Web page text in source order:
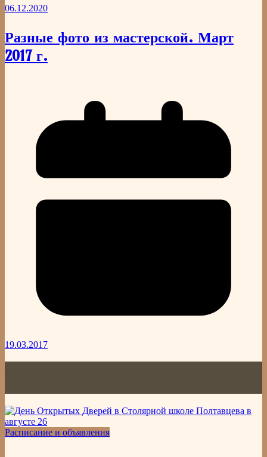
06.12.2020
Разные фото из мастерской. Март
2017 г.
19.03.2017
Расписание и объявления